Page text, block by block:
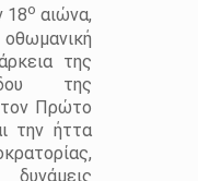
18ο αιώνα,
της
της
Πρώτο
την ήττα